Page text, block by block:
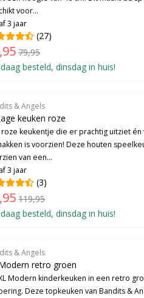
voor...
3 jaar
(27)
79,95
besteld, dinsdag in huis!
& Angels
keuken roze
roze keukentje die er prachtig uitziet én
is voorzien! Deze houten
van een...
3 jaar
(3)
119,95
besteld, dinsdag in huis!
& Angels
retro groen
Modern kinderkeuken in een retro
Deze topkeuken van Bandits &